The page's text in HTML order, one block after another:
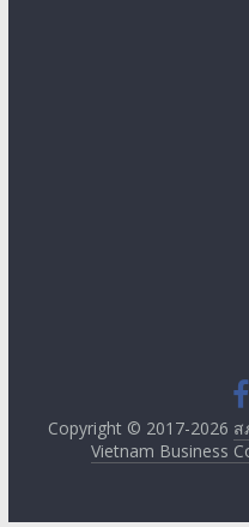
Copyright © 2017-2026 ส
Vietnam Business